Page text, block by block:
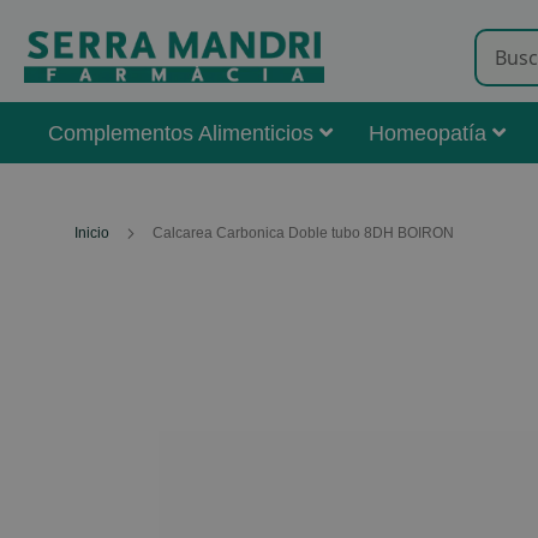
Complementos Alimenticios Homeopatía
Inicio Calcarea Carbonica Doble tubo 8DH BOIRON